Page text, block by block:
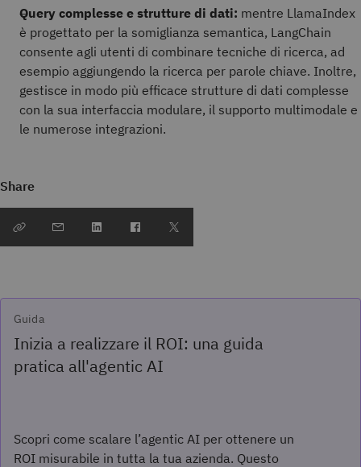
Query complesse e strutture di dati: mentre LlamaIndex
è progettato per la somiglianza semantica, LangChain
consente agli utenti di combinare tecniche di ricerca, ad
esempio aggiungendo la ricerca per parole chiave. Inoltre,
gestisce in modo più efficace strutture di dati complesse
con la sua interfaccia modulare, il supporto multimodale e
le numerose integrazioni.
Share
Guida
Inizia a realizzare il ROI: una guida
pratica all'agentic AI
Scopri come scalare l’agentic AI per ottenere un
ROI misurabile in tutta la tua azienda. Questo